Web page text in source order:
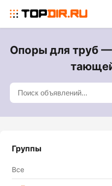
Опоры для труб —
Группы
Все